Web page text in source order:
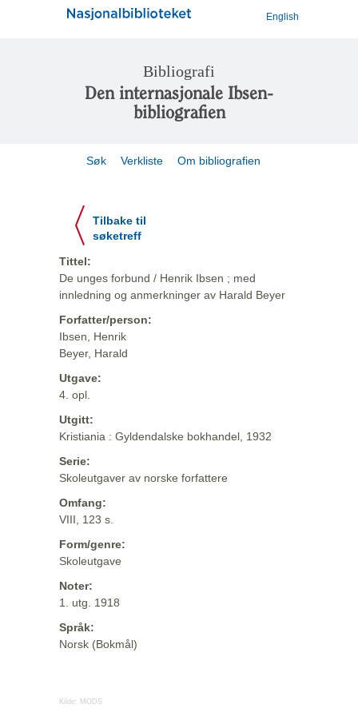
English
Bibliografi
Den internasjonale Ibsen-
bibliografien
Søk Verkliste Om bibliografien
Tilbake til
søketreff
Tittel:
De unges forbund / Henrik Ibsen ; med
innledning og anmerkninger av Harald Beyer
Forfatter/person:
Ibsen, Henrik
Beyer, Harald
Utgave:
4. opl.
Utgitt:
Kristiania : Gyldendalske bokhandel, 1932
Serie:
Skoleutgaver av norske forfattere
Omfang:
VIII, 123 s.
Form/genre:
Skoleutgave
Noter:
1. utg. 1918
Språk:
Norsk (Bokmål)
Kilde: MODS